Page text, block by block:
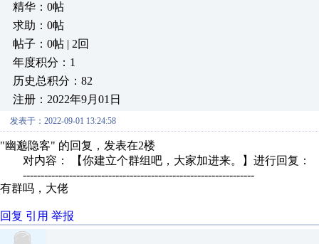
精华：0帖
求助：0帖
帖子：0帖 | 2回
年度积分：1
历史总积分：82
注册：2022年9月01日
发表于：2022-09-01 13:24:58
"幽邈隐客" 的回复，发表在2楼
对内容： 【你建立个群组吧，大家加进来。】进行回复：
-----------------------------------------------------------------
有群吗，大佬
回复 引用 举报